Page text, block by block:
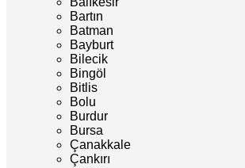
Bartın
Batman
Bayburt
Bilecik
Bingöl
Bitlis
Bolu
Burdur
Bursa
Çanakkale
Çankırı